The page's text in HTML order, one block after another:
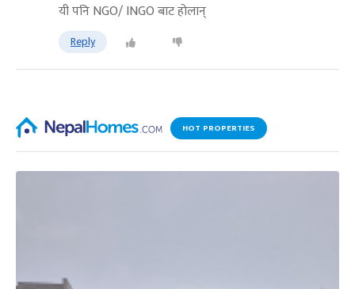
यी पनि NGO/ INGO बाट होलान्
Reply
HOT PROPERTIES